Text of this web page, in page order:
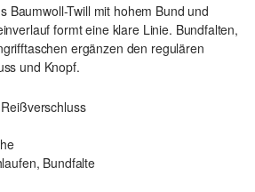
Baumwoll-Twill mit hohem Bund und
formt eine klare Linie. Bundfalten,
ergänzen den regulären
und Knopf.
Bundfalte